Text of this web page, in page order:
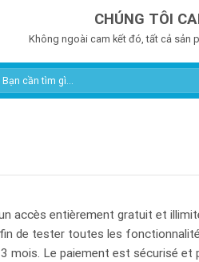
CHÚNG TÔI
Không ngoài cam kết đó, tất cả sản
accès entièrement gratuit et
de tester toutes les
mois. Le paiement est sécurisé et